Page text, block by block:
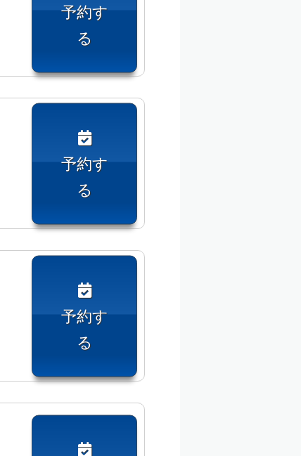
予約す
る
予約す
る
予約す
る